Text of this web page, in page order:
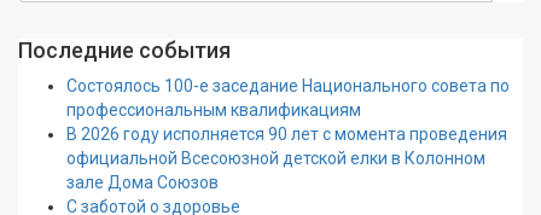
Последние события
Состоялось 100-е заседание Национального совета по
профессиональным квалификациям
В 2026 году исполняется 90 лет с момента проведения
официальной Всесоюзной детской елки в Колонном
зале Дома Союзов
С заботой о здоровье